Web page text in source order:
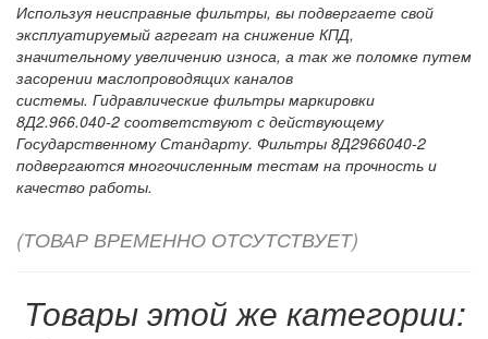
Используя неисправные фильтры, вы подвергаете свой
эксплуатируемый агрегат на снижение КПД,
значительному увеличению износа, а так же поломке путем
засорении маслопроводящих каналов
системы. Гидравлические фильтры маркировки
8Д2.966.040-2 соответствуют с действующему
Государственному Стандарту. Фильтры 8Д2966040-2
подвергаются многочисленным тестам на прочность и
качество работы.
(ТОВАР ВРЕМЕННО ОТСУТСТВУЕТ)
Товары этой же категории: